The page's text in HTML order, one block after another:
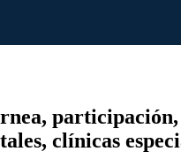
clínicas